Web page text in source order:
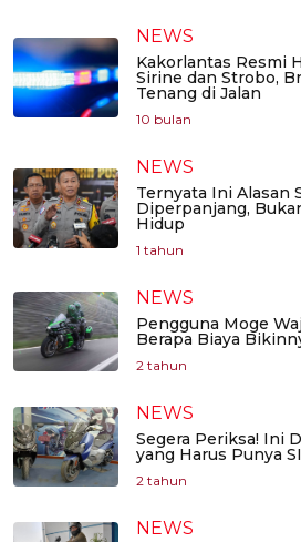
NEWS
Kakorlantas Resmi
Sirine dan Strobo,
Tenang di Jalan
10 bulan
NEWS
Ternyata Ini Alasan
Diperpanjang,
Hidup
1 tahun
NEWS
Pengguna Moge
Berapa Biaya
2 tahun
NEWS
Segera Periksa! Ini
yang Harus Punya
2 tahun
NEWS